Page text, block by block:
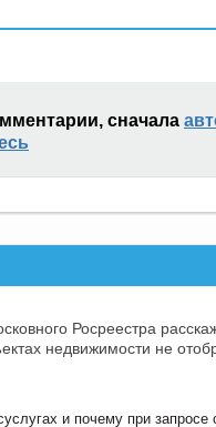
сначала
Росреестра
недвижимости не
и почему при запросе